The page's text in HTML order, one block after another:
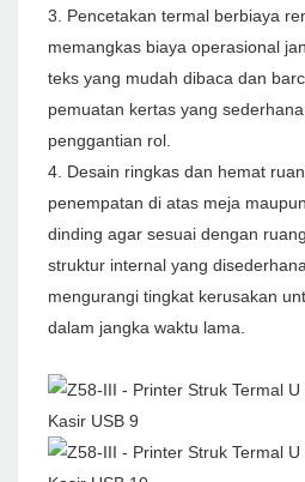
3. Pencetakan termal berbiaya
memangkas biaya operasional
teks yang mudah dibaca dan
pemuatan kertas yang
penggantian rol.
4. Desain ringkas dan hemat
penempatan di atas meja
dinding agar sesuai dengan
struktur internal yang
mengurangi tingkat kerusakan
dalam jangka waktu lama.